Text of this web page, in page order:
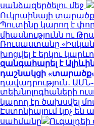
սանձազերծելու մեջ
Ուկրաինայի
Պուտինը կարող է
միասնությունն ու
Ռուսաստանը
խոցվել է երկու
զանգահարել է
դաշնակցի
դավադրություն․ ԱՄՆ-
տեխնոլոգիաների
կարող էր ծախսվել
Էստոնիայում կոչ
սահմանը